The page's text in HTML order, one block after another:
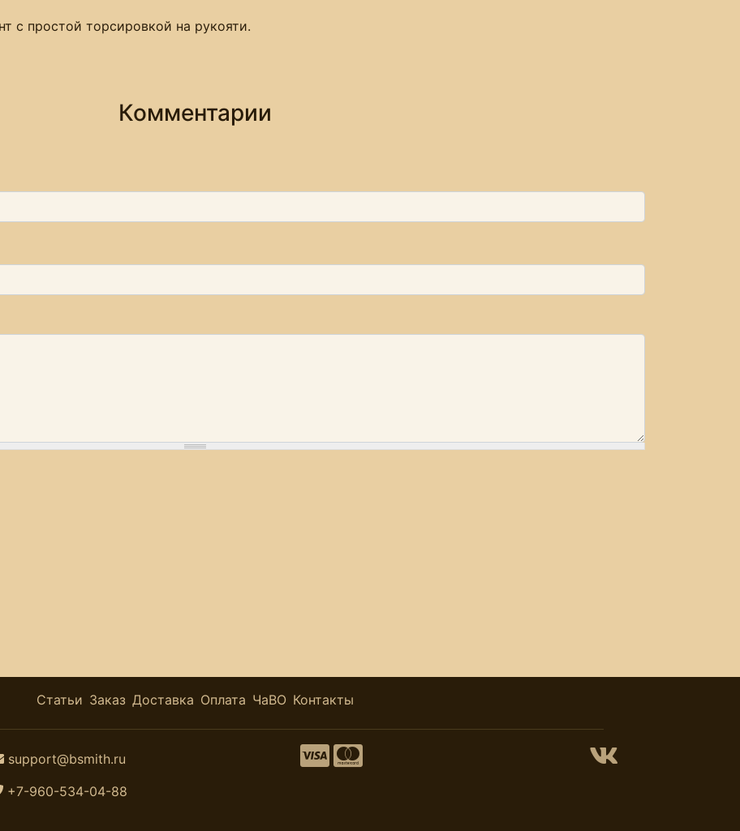
с простой торсировкой на рукояти.
Комментарии
Статьи Заказ Доставка Оплата ЧаВО Контакты
support@bsmith.ru
+7-960-534-04-88